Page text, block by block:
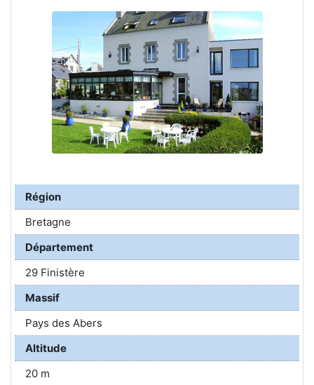
Région
Bretagne
Département
29 Finistère
Massif
Pays des Abers
Altitude
20 m